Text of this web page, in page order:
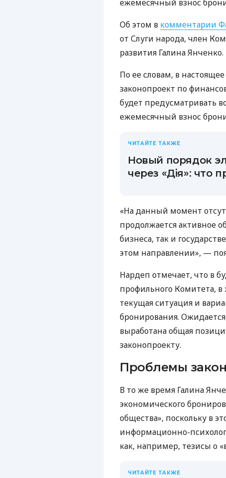
ежемесячный взнос
Об этом в комментарии
от Слуги народа, член
развития Галина Янченко.
По ее словам, в
законопроект по
будет предусматривать
ежемесячный взнос
ЧИТАЙТЕ ТАКЖЕ
Новый порядок
через «Дія»: что
«На данный момент
продолжается активное
бизнеса, так и
этом направлении», —
Нардеп отмечает, что в
профильного Комитета, в
текущая ситуация и
бронирования.
выработана общая
законопроекту.
Проблемы
В то же время Галина
экономического
общества», поскольку в
информационно-
как, например, тезисы о
ЧИТАЙТЕ ТАКЖЕ